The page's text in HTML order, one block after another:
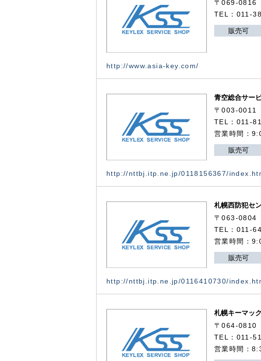
〒069-0816
TEL：011-
販売可
http://www.asia-key.com/
青空総合サー
〒003-0011
TEL：011-
営業時間：
販売可
http://nttbj.itp.ne.jp/0118156367/
札幌西防犯セ
〒063-0804
TEL：011-
営業時間：
販売可
http://nttbj.itp.ne.jp/0116410730/
札幌キーマッ
〒064-0810
TEL：011-
営業時間：